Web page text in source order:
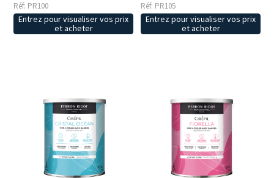
Réf: PR100
Entrez pour visualiser vos prix
et acheter
Réf: PR105
Entrez pour visualiser vos prix
et acheter